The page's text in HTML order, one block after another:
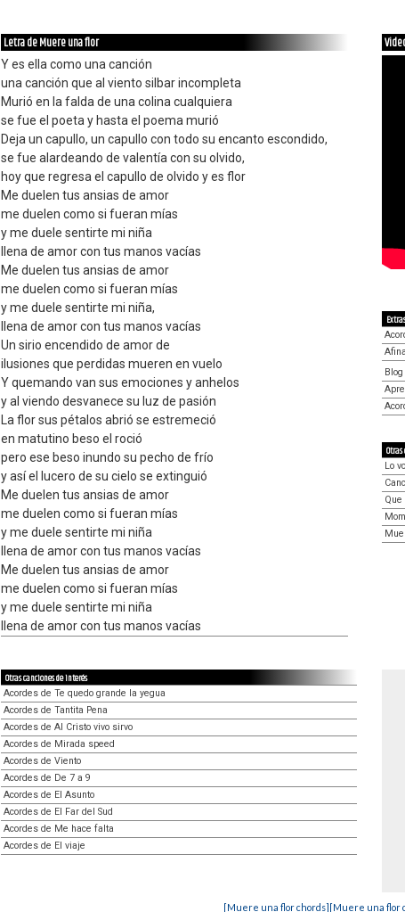
Letra de Muere una flor
Y es ella como una canción
una canción que al viento silbar incompleta
Murió en la falda de una colina cualquiera
se fue el poeta y hasta el poema murió
Deja un capullo, un capullo con todo su encanto escondido,
se fue alardeando de valentía con su olvido,
hoy que regresa el capullo de olvido y es flor
Me duelen tus ansias de amor
me duelen como si fueran mías
y me duele sentirte mi niña
llena de amor con tus manos vacías
Me duelen tus ansias de amor
me duelen como si fueran mías
y me duele sentirte mi niña,
llena de amor con tus manos vacías
Un sirio encendido de amor de
ilusiones que perdidas mueren en vuelo
Y quemando van sus emociones y anhelos
y al viendo desvanece su luz de pasión
La flor sus pétalos abrió se estremeció
en matutino beso el roció
pero ese beso inundo su pecho de frío
y así el lucero de su cielo se extinguió
Me duelen tus ansias de amor
me duelen como si fueran mías
y me duele sentirte mi niña
llena de amor con tus manos vacías
Me duelen tus ansias de amor
me duelen como si fueran mías
y me duele sentirte mi niña
llena de amor con tus manos vacías
Extras
Lo
Otras canciones de interés
Acordes de Te quedo grande la yegua
Acordes de Tantita Pena
Acordes de Al Cristo vivo sirvo
Acordes de Mirada speed
Acordes de Viento
Acordes de De 7 a 9
Acordes de El Asunto
Acordes de El Far del Sud
Acordes de Me hace falta
Acordes de El viaje
[Muere una flor chords][Muere una flor